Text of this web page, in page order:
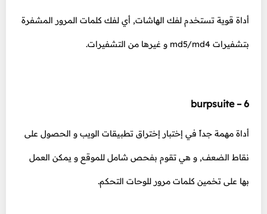
أداة قوية تستخدم لفك الهاشات, أي لفك كلمات المرور المشفرة
بتشفيرات md5/md4 و غيرها من التشفيرات.
6 – burpsuite
أداة مهمة جداً في إختبار إختراق تطبيقات الويب و الحصول على
نقاط الضعف, و هي تقوم بفحص شامل للموقع و يمكن العمل
بها على تخمين كلمات مرور للوحات التحكم.